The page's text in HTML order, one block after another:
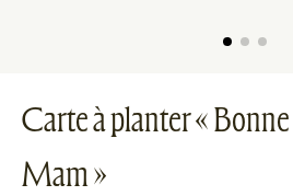
Carte à planter «
Mam »